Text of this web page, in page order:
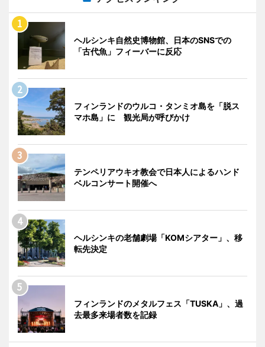
ヘルシンキ自然史博物館、日本のSNSでの
「古代魚」フィーバーに反応
フィンランドのウルコ・タンミオ島を「脱ス
マホ島」に 観光局が呼びかけ
テンペリアウキオ教会で日本人によるハンド
ベルコンサート開催へ
ヘルシンキの老舗劇場「KOMシアター」、移
転先決定
フィンランドのメタルフェス「TUSKA」、過
去最多来場者数を記録